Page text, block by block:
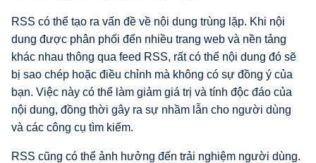
RSS có thể tạo ra vấn đề về nội dung trùng lặp. Khi nội
dung được phân phối đến nhiều trang web và nền tảng
khác nhau thông qua feed RSS, rất có thể nội dung đó sẽ
bị sao chép hoặc điều chỉnh mà không có sự đồng ý của
bạn. Việc này có thể làm giảm giá trị và tính độc đáo của
nội dung, đồng thời gây ra sự nhầm lẫn cho người dùng
và các công cụ tìm kiếm.
RSS cũng có thể ảnh hưởng đến trải nghiệm người dùng.